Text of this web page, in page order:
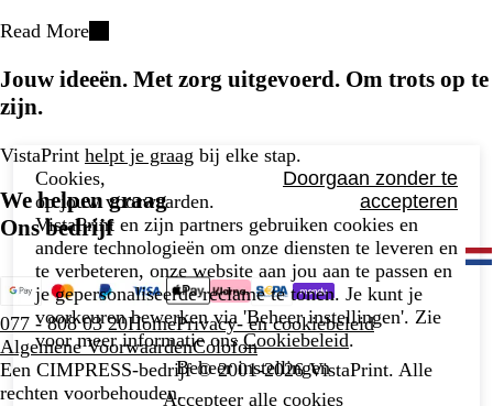
Read More
Jouw ideeën. Met zorg uitgevoerd. Om trots op te
zijn.
VistaPrint helpt je graag bij elke stap.
We helpen graag
Ons bedrijf
077 - 808 03 20HomePrivacy- en cookiebeleid
Algemene VoorwaardenColofon
Een CIMPRESS-bedrijf© 2001-2026 VistaPrint. Alle
rechten voorbehouden.
Cookies,
op jouw voorwaarden.
Doorgaan zonder te
accepteren
VistaPrint en zijn partners gebruiken cookies en
andere technologieën om onze diensten te leveren en
te verbeteren, onze website aan jou aan te passen en
je gepersonaliseerde reclame te tonen. Je kunt je
voorkeuren bewerken via 'Beheer instellingen'. Zie
voor meer informatie onsCookiebeleid.
Beheer instellingen
Accepteer alle cookies